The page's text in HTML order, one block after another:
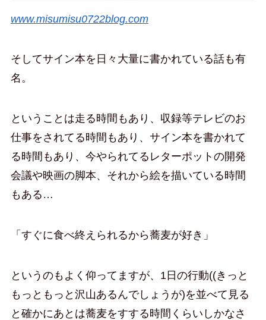
www.misumisu0722blog.com
そしてサイン本を日々大量に書かれている話も有
名。
ということは走る時間もあり、収録等テレビのお
仕事をされてる時間もあり、サイン本を書かれて
る時間もあり、今やられてるレターポットの開発
会議や映画の脚本、それから絵を描いている時間
もある…
「すぐに食べ終えられるから蕎麦が好き」
というのもよく仰ってますが、1日の行動((きっと
もっともっと沢山あるんでしょうが)を並べて見る
と確かにあとは蕎麦をすする時間くらいしかなさ